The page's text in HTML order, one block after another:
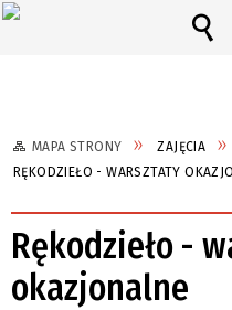
MAPA STRONY
ZAJĘCIA
RĘKODZIEŁO - WARSZTATY
Rękodzieło -
okazjonalne